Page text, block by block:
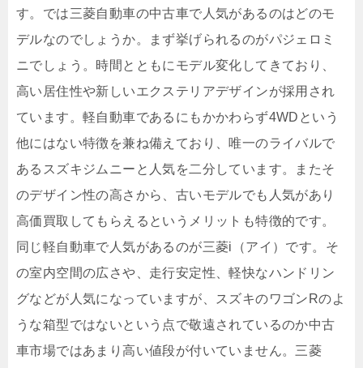
す。では三菱自動車の中古車で人気があるのはどのモ
デルなのでしょうか。まず挙げられるのがパジェロミ
ニでしょう。時間とともにモデル変化してきており、
高い居住性や新しいエクステリアデザインが採用され
ています。軽自動車であるにもかかわらず4WDという
他にはない特徴を兼ね備えており、唯一のライバルで
あるスズキジムニーと人気を二分しています。またそ
のデザイン性の高さから、古いモデルでも人気があり
高価買取してもらえるというメリットも特徴的です。
同じ軽自動車で人気があるのが三菱i（アイ）です。そ
の室内空間の広さや、走行安定性、軽快なハンドリン
グなどが人気になっていますが、スズキのワゴンRのよ
うな箱型ではないという点で敬遠されているのか中古
車市場ではあまり高い値段が付いていません。三菱